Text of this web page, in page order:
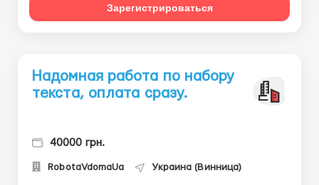
Зарегистрироваться
Надомная работа по набору
текста, оплата сразу.
40000 грн.
RobotaVdomaUa Украина (Винница)